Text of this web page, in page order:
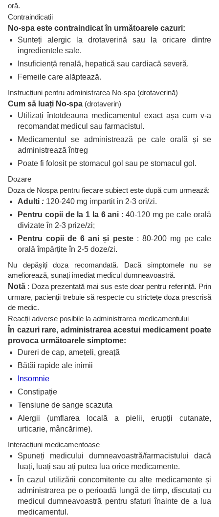
oră.
Contraindicatii
No-spa este contraindicat în următoarele cazuri:
Sunteți alergic la drotaverină sau la oricare dintre
ingredientele sale.
Insuficiență renală, hepatică sau cardiacă severă.
Femeile care alăptează.
Instrucțiuni pentru administrarea No-spa (drotaverină)
Cum să luați No-spa (drotaverin)
Utilizați întotdeauna medicamentul exact așa cum v-a
recomandat medicul sau farmacistul.
Medicamentul se administrează pe cale orală și se
administrează întreg
Poate fi folosit pe stomacul gol sau pe stomacul gol.
Dozare
Doza de Nospa pentru fiecare subiect este după cum urmează:
Adulti : 120-240 mg impartit in 2-3 ori/zi.
Pentru copii de la 1 la 6 ani : 40-120 mg pe cale orală
divizate în 2-3 prize/zi;
Pentru copii de 6 ani și peste: 80-200 mg pe cale
orală împărțite în 2-5 doze/zi.
Nu depășiți doza recomandată. Dacă simptomele nu se
ameliorează, sunați imediat medicul dumneavoastră.
Notă : Doza prezentată mai sus este doar pentru referință. Prin
urmare, pacienții trebuie să respecte cu strictețe doza prescrisă
de medic.
Reacții adverse posibile la administrarea medicamentului
În cazuri rare, administrarea acestui medicament poate
provoca următoarele simptome:
Dureri de cap, amețeli, greață
Bătăi rapide ale inimii
Insomnie
Constipație
Tensiune de sange scazuta
Alergii (umflarea locală a pielii, erupții cutanate,
urticarie, mâncărime).
Interacțiuni medicamentoase
Spuneți medicului dumneavoastră/farmacistului dacă
luați, luați sau ați putea lua orice medicamente.
În cazul utilizării concomitente cu alte medicamente și
administrarea pe o perioadă lungă de timp, discutați cu
medicul dumneavoastră pentru sfaturi înainte de a lua
medicamentul.